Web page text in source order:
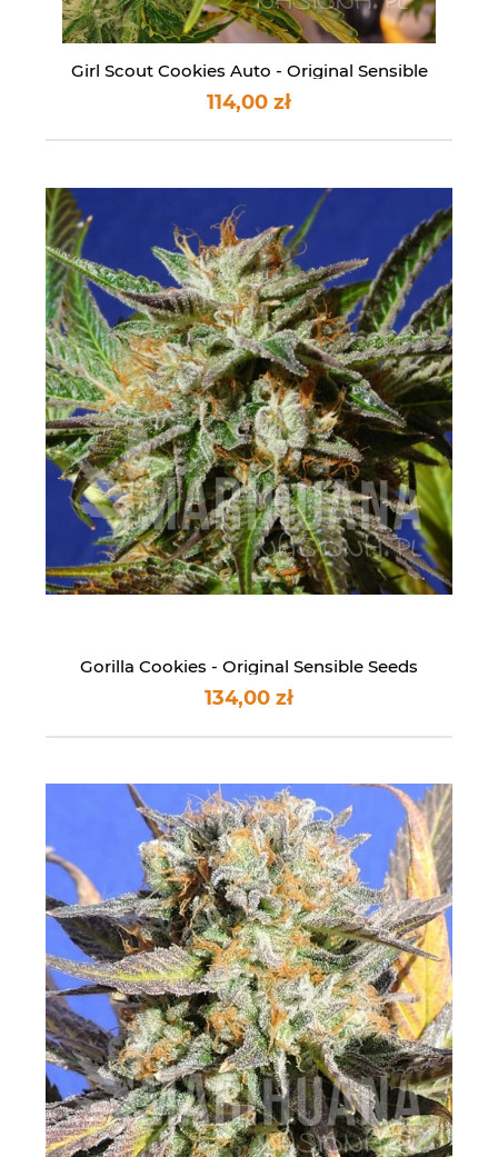
Girl Scout Cookies Auto - Original Sensible
Seeds
114,00 zł
Gorilla Cookies - Original Sensible Seeds
134,00 zł